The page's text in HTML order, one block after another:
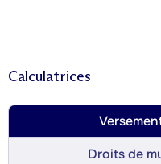
Calculatrices
Droits de